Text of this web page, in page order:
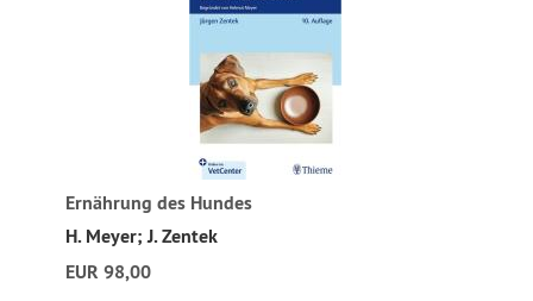
Ernährung des Hundes
H. Meyer; J. Zentek
EUR 98,00